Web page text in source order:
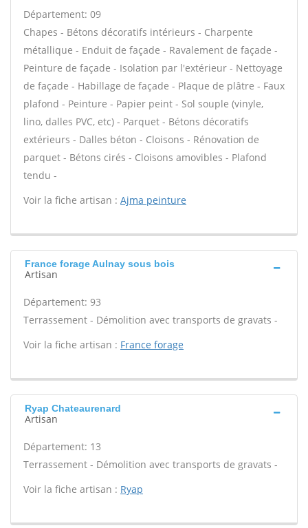
Département: 09
Chapes - Bétons décoratifs intérieurs - Charpente
métallique - Enduit de façade - Ravalement de façade -
Peinture de façade - Isolation par l'extérieur - Nettoyage
de façade - Habillage de façade - Plaque de plâtre - Faux
plafond - Peinture - Papier peint - Sol souple (vinyle,
lino, dalles PVC, etc) - Parquet - Bétons décoratifs
extérieurs - Dalles béton - Cloisons - Rénovation de
parquet - Bétons cirés - Cloisons amovibles - Plafond
tendu -
Voir la fiche artisan : Ajma peinture
France forage Aulnay sous bois
Artisan
Département: 93
Terrassement - Démolition avec transports de gravats -
Voir la fiche artisan : France forage
Ryap Chateaurenard
Artisan
Département: 13
Terrassement - Démolition avec transports de gravats -
Voir la fiche artisan : Ryap